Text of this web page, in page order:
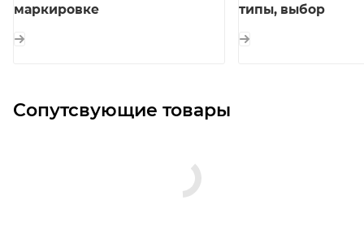
маркировке
типы, выбор
Сопутсвующие товары